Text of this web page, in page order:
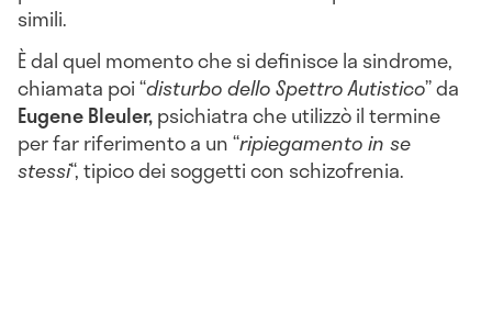
simili.
È dal quel momento che si definisce la sindrome,
chiamata poi “disturbo dello Spettro Autistico” da
Eugene Bleuler,psichiatra che utilizzò il termine
per far riferimento a un “ripiegamento in se
stessi“, tipico dei soggetti con schizofrenia.